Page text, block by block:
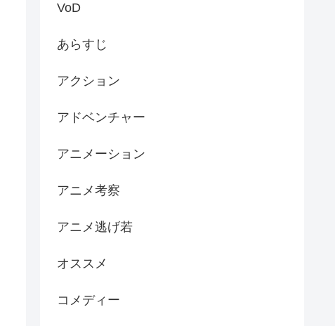
VoD
あらすじ
アクション
アドベンチャー
アニメーション
アニメ考察
アニメ逃げ若
オススメ
コメディー